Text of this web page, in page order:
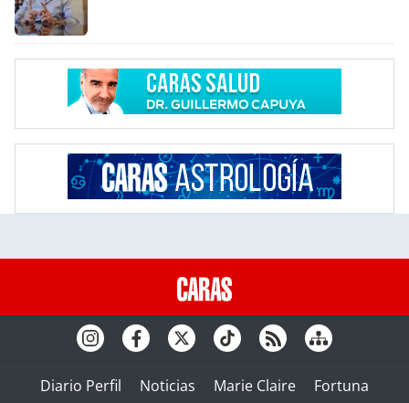
Diario Perfil Noticias Marie Claire Fortuna